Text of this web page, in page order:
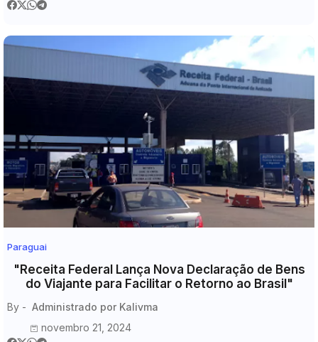
Paraguai
"Receita Federal Lança Nova Declaração de Bens
do Viajante para Facilitar o Retorno ao Brasil"
By - Administrado por Kalivma
novembro 21, 2024